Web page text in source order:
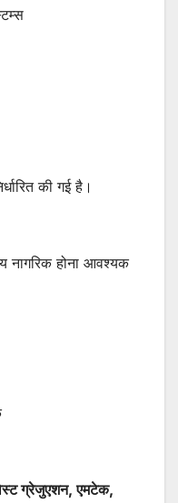
की गई है।
नागरिक होना आवश्यक
ग्रेजुएशन, एमटेक,